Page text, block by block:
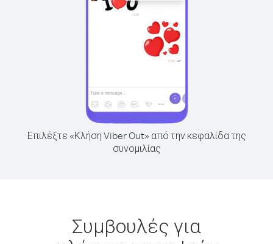
Επιλέξτε «Κλήση Viber Out» από την κεφαλίδα της
συνομιλίας
Συμβουλές για